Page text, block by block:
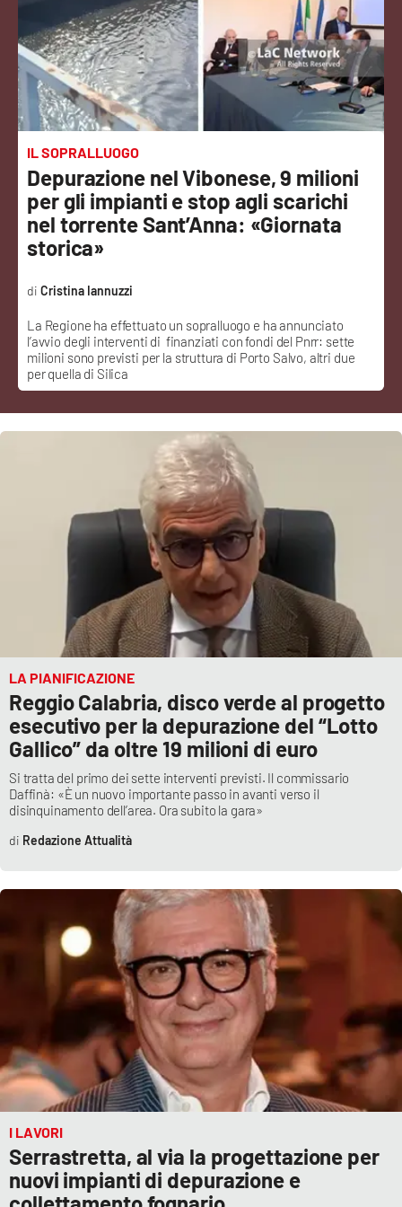
Sanità
Sport
Cultura
Podcast
Meteo
Editoriali
Ambiente
Cronaca
Economia e Lavoro
Politica
Società
Sport
RUBRICHE
Good Morning Vietnam
Parchi Marini Calabria
Imprese Di Calabria
Le perfidie di Antonella Grippo
Venti di comunicazione
STREAMING
LaC TV
LaC Network
IL SOPRALLUOGO
Depurazione nel Vibonese, 9 milioni
per gli impianti e stop agli scarichi
nel torrente Sant’Anna: «Giornata
storica»
La Regione ha effettuato un sopralluogo e ha annunciato
l’avvio degli interventi di finanziati con fondi del Pnrr: sette
milioni sono previsti per la struttura di Porto Salvo, altri due
per quella di Silica
Cristina Iannuzzi
LA PIANIFICAZIONE
Reggio Calabria, disco verde al progetto
esecutivo per la depurazione del “Lotto
Gallico” da oltre 19 milioni di euro
Si tratta del primo dei sette interventi previsti. Il commissario
Daffinà: «È un nuovo importante passo in avanti verso il
disinquinamento dell’area. Ora subito la gara»
Redazione Attualità
I LAVORI
Serrastretta, al via la progettazione per
nuovi impianti di depurazione e